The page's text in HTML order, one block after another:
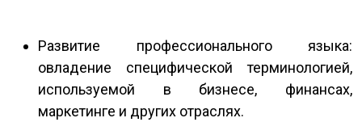
Развитие профессионального языка:
овладение специфической терминологией,
используемой в бизнесе, финансах,
маркетинге и других отраслях.